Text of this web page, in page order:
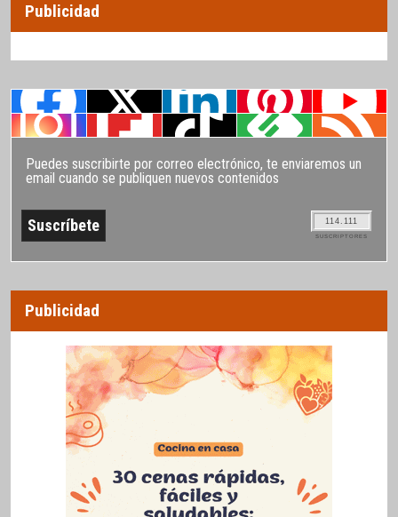
Publicidad
Puedes suscribirte por correo electrónico, te enviaremos un
email cuando se publiquen nuevos contenidos
114.111
SUSCRIPTORES
Publicidad